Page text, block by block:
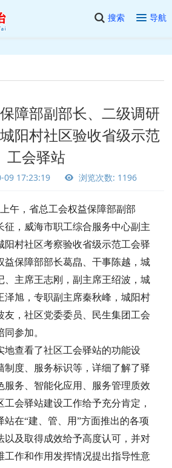
搜索 导航
障部副部长、二级调研
阳村社区验收省级示范
工会驿站
09 17:23:19 浏览次数: 1196
午，省总工会权益保障部副部
， 威海市职工综合服务中心副主
阳村社区考察验收省级示范工会驿
益保障部部长葛皛、干事陈越，城
、主席王志刚，副主席王绍波，城
泽旭，专职副主席秦秋峰，城阳村
友，社区党委委员、民生集团工会
参加。
地查看了社区工会驿站的功能设
制度、服务标识等，详细了解了驿
服务、智能化应用、服务管理质效
会驿站建设工作给予充分肯定，
站在“建、管、用”方面推出的各项
以及取得成效给予高度认可，并对
工作和作用发挥情况提出指导性意